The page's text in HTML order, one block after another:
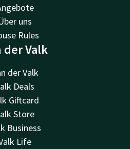
uns
Rules
der Valk
der Valk
Deals
Giftcard
Store
Business
Life